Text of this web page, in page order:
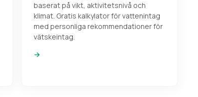
baserat på vikt, aktivitetsnivå och
klimat. Gratis kalkylator för vattenintag
med personliga rekommendationer för
vätskeintag.
→